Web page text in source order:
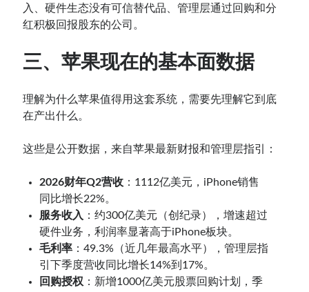
入、硬件生态没有可信替代品、管理层通过回购和分
红积极回报股东的公司。
三、苹果现在的基本面数据
理解为什么苹果值得用这套系统，需要先理解它到底
在产出什么。
这些是公开数据，来自苹果最新财报和管理层指引：
2026财年Q2营收 ：1112亿美元，iPhone销售
同比增长22%。
服务收入 ：约300亿美元（创纪录），增速超过
硬件业务，利润率显著高于iPhone板块。
毛利率 ：49.3%（近几年最高水平），管理层指
引下季度营收同比增长14%到17%。
回购授权 ：新增1000亿美元股票回购计划，季